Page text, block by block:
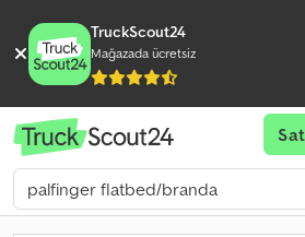
TruckScout24
Mağazada ücretsiz